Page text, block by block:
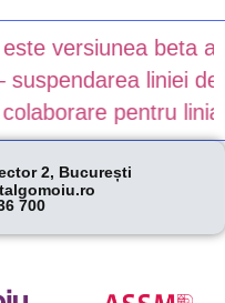
versiunea beta a
liniei de
pentru linia
2, București
700